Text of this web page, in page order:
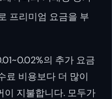
프리미엄 요금을 부
의 추가 요금
료 비용보다 더 많이
이 지불합니다. 모두가